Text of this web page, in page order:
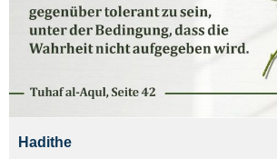
Hadithe